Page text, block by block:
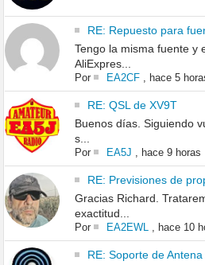
RE: Repuesto para
Tengo la misma fuente y
AliExpres...
Por EA2CF, hace 5
RE: QSL de XV9T
Buenos días. Siguiendo
s...
Por EA5J hace 9 horas
RE: Previsiones de
Gracias Richard.
exactitud...
Por EA2EWL hace 10
RE: Soporte de